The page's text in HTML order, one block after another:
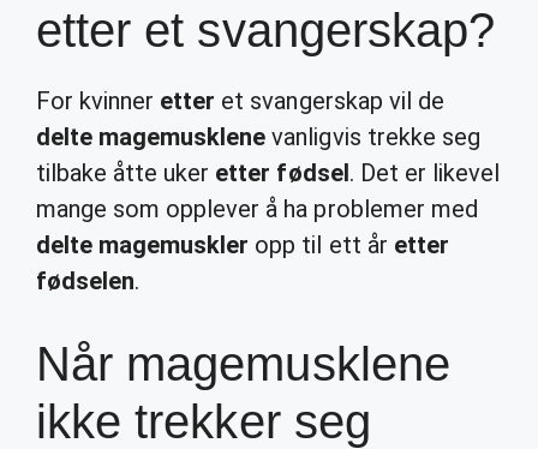
etter et svangerskap?
For kvinner etter et svangerskap vil de
delte magemusklene vanligvis trekke seg
tilbake åtte uker etter fødsel. Det er likevel
mange som opplever å ha problemer med
delte magemuskler opp til ett år etter
fødselen.
Når magemusklene
ikke trekker seg